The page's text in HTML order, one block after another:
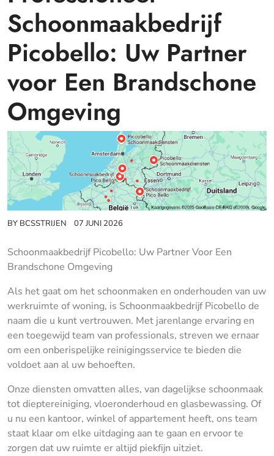
Schoonmaakbedrijf
Picobello: Uw Partner
voor Een Brandschone
Omgeving
BY BCSSTRIJEN 07 JUNI 2026
Schoonmaakbedrijf Picobello: Uw Partner Voor Een
Brandschone Omgeving
Als het gaat om het schoonmaken en onderhouden van uw
werkruimte of woning, is Schoonmaakbedrijf Picobello de
naam die u kunt vertrouwen. Met jarenlange ervaring en
een toegewijd team van professionals, streven we ernaar
om een onberispelijke reinigingsservice te bieden die
voldoet aan al uw behoeften.
Onze diensten omvatten alles, van dagelijkse schoonmaak
tot dieptereiniging, vloeronderhoud en glasbewassing. Of
u nu een kantoor, winkel of appartement heeft, ons team
staat klaar om elke uitdaging aan te gaan en ervoor te
zorgen dat uw ruimte er altijd piekfijn uitziet.